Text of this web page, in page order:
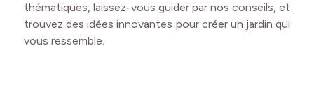
thématiques, laissez-vous guider par nos conseils, et
trouvez des idées innovantes pour créer un jardin qui
vous ressemble.